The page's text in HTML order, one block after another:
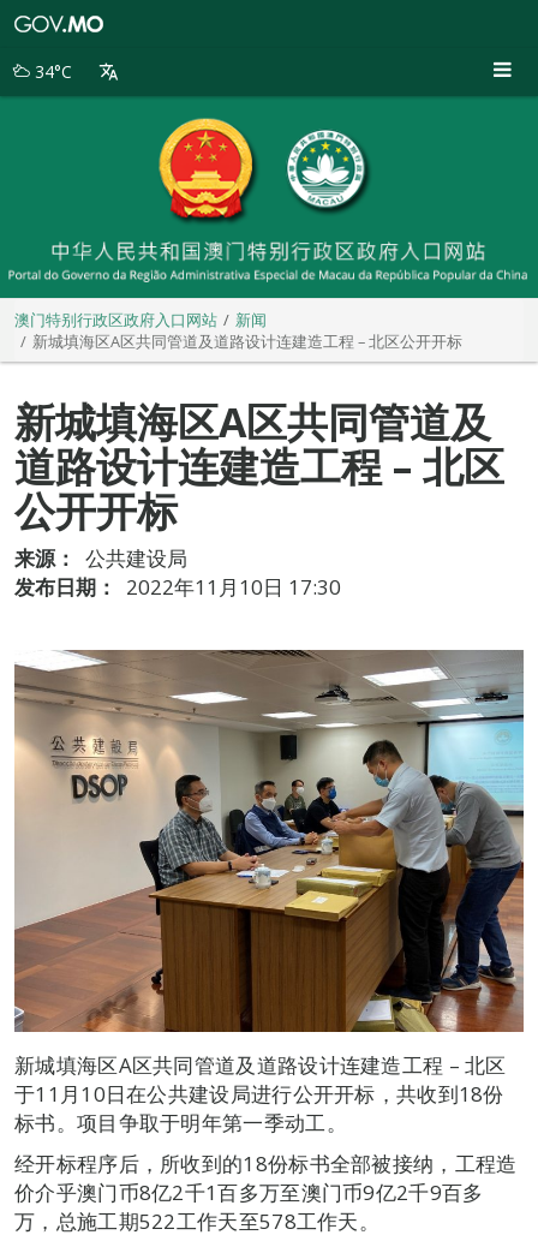
别
34°C
澳门特别行政区政府入口网站
新闻
新城填海区A区共同管道及道路设计连建造工程 – 北区公开开标
新城填海区A区共同管道及
道路设计连建造工程 – 北区
公开开标
来源：
公共建设局
发布日期：
2022年11月10日 17:30
新城填海区A区共同管道及道路设计连建造工程 – 北区
于11月10日在公共建设局进行公开开标，共收到18份
标书。项目争取于明年第一季动工。
经开标程序后，所收到的18份标书全部被接纳，工程造
价介乎澳门币8亿2千1百多万至澳门币9亿2千9百多
万，总施工期522工作天至578工作天。